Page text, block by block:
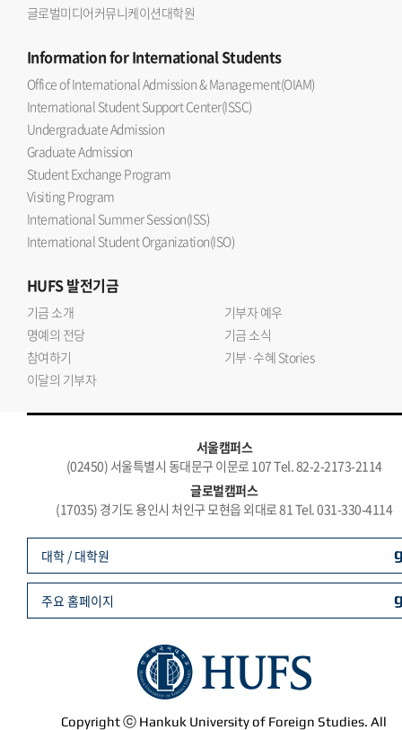
글로벌미디어커뮤니케이션대학원
Informationfor International Students
Office of International Admission & Management(OIAM)
International Student Support Center(ISSC)
Undergraduate Admission
Graduate Admission
Student Exchange Program
Visiting Program
International Summer Session(ISS)
International Student Organization(ISO)
HUFS발전기금
기금 소개
기부자 예우
명예의 전당
기금 소식
참여하기
기부·수혜 Stories
이달의 기부자
서울캠퍼스
(02450) 서울특별시 동대문구 이문로 107 Tel. 82-2-2173-2114
글로벌캠퍼스
(17035) 경기도 용인시 처인구 모현읍 외대로 81 Tel. 031-330-4114
Copyright ⓒ Hankuk University of Foreign Studies. All
대학 / 대학원
주요 홈페이지